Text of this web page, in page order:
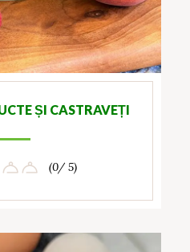
ȘI CASTRAVEȚI
(0/ 5)